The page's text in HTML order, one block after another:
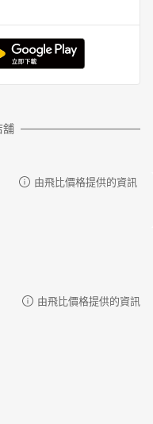
舖
由飛比價格提供的資訊
由飛比價格提供的資訊